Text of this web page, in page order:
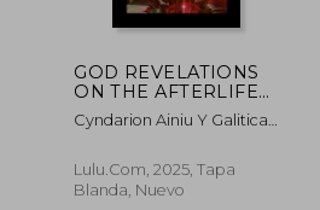
GOD REVELATIONS
ON THE AFTERLIFE
(en Inglés)
Cyndarion Ainiu Y Galitica
Lulu.com, 2025, Tapa
Blanda, Nuevo